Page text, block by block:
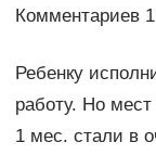
Комментариев 1
Ребенку
работу. Но
1 мес. стали в